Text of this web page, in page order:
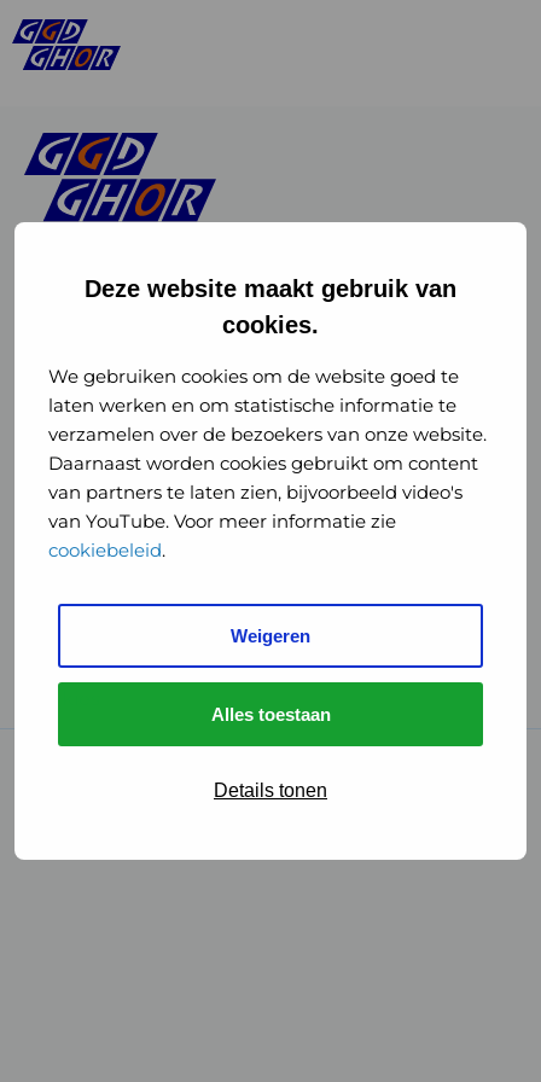
Deze website maakt gebruik van
cookies.
We gebruiken cookies om de website goed te
laten werken en om statistische informatie te
verzamelen over de bezoekers van onze website.
Daarnaast worden cookies gebruikt om content
van partners te laten zien, bijvoorbeeld video's
van YouTube. Voor meer informatie zie
cookiebeleid.
Weigeren
Alles toestaan
Details tonen
of
GGD
GHOR
Nederland
Instagram
of
GGD
GHOR
Nederland
GGD Reizen op social media
GGD Reizen
GGD Reisvaccinaties